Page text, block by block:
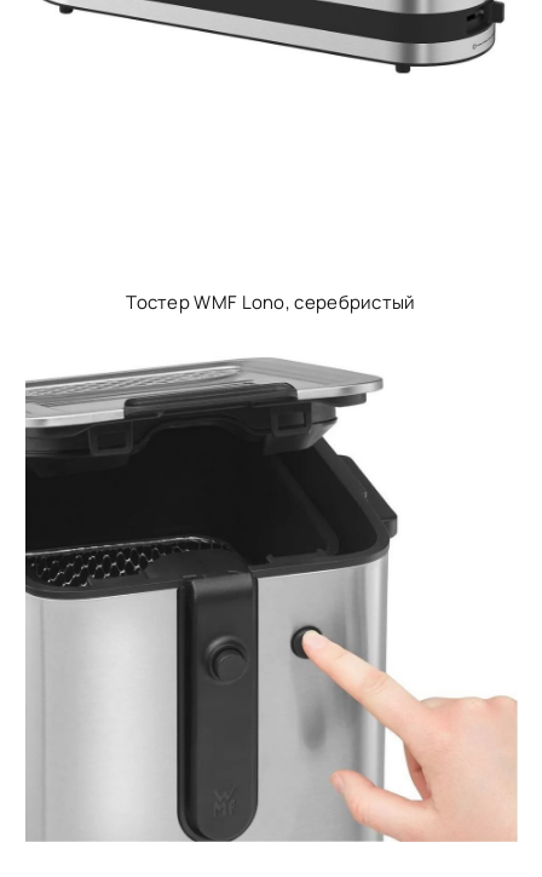
Тостер WMF Lono, серебристый